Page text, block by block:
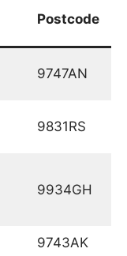
Postcode
9747AN
9831RS
9934GH
9743AK